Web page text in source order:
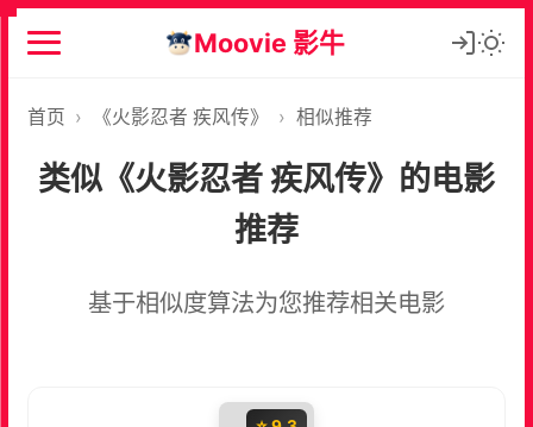
Moovie 影牛
首页 › 《火影忍者 疾风传》 › 相似推荐
类似《火影忍者 疾风传》的电影
推荐
基于相似度算法为您推荐相关电影